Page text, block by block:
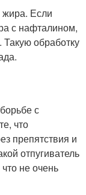
жира. Если
с нафталином,
Такую обработку
с
что
препятствия и
отпугиватель
не очень